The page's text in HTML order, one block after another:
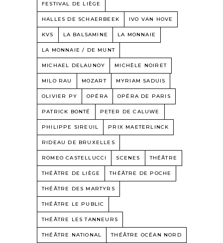
FESTIVAL DE LIÈGE
HALLES DE SCHAERBEEK IVO VAN HOVE
KVS LA BALSAMINE LA MONNAIE
LA MONNAIE / DE MUNT
MICHAEL DELAUNOY MICHÈLE NOIRET
MILO RAU MOZART MYRIAM SADUIS
OLIVIER PY OPÉRA OPÉRA DE PARIS
PATRICK BONTÉ PETER DE CALUWE
PHILIPPE SIREUIL PRIX MAETERLINCK
RIDEAU DE BRUXELLES
ROMEO CASTELLUCCI SCENES THÉÂTRE
THÉÂTRE DE LIÈGE THÉÂTRE DE POCHE
THÉÂTRE DES MARTYRS
THÉÂTRE LE PUBLIC
THÉÂTRE LES TANNEURS
THÉÂTRE NATIONAL THÉÂTRE OCÉAN NORD